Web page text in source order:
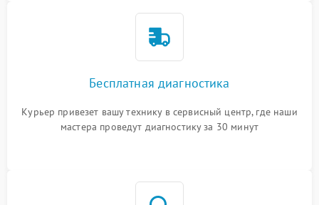
Бесплатная диагностика
Курьер привезет вашу технику в сервисный центр, где наши
мастера проведут диагностику за 30 минут